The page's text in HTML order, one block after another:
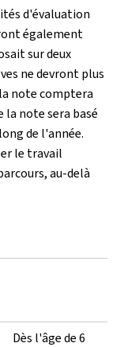
d'évaluation
également
sur deux
ne devront plus
note comptera
la note sera basé
de l'année.
le travail
au-delà
Dès l'âge de 6